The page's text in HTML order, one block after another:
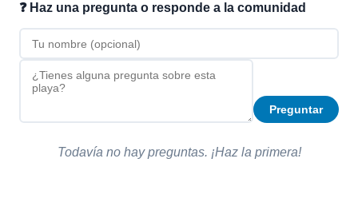
❓ Haz una pregunta o responde a la comunidad
Preguntar
Todavía no hay preguntas. ¡Haz la primera!